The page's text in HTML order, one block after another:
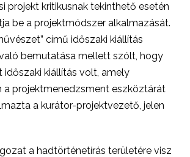
projekt kritikusnak tekinthető esetén
be a projektmódszer alkalmazását.
című időszaki kiállítás
bemutatása mellett szólt, hogy
kiállítás volt, amely
a projektmenedzsment eszköztárát
a kurátor-projektvezető, jelen
a hadtörténetírás területére visz